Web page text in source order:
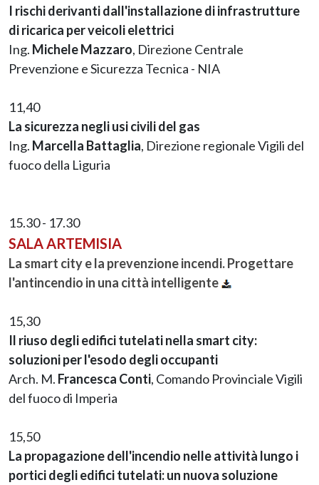
I rischi derivanti dall'installazione di infrastrutture
di ricarica per veicoli elettrici
Ing. Michele Mazzaro, Direzione Centrale
Prevenzione e Sicurezza Tecnica - NIA
11,40
La sicurezza negli usi civili del gas
Ing. Marcella Battaglia, Direzione regionale Vigili del
fuoco della Liguria
15.30 - 17.30
SALA ARTEMISIA
La smart city e la prevenzione incendi. Progettare
l'antincendio in una città intelligente
15,30
Il riuso degli edifici tutelati nella smart city:
soluzioni per l'esodo degli occupanti
Arch. M. Francesca Conti, Comando Provinciale Vigili
del fuoco di Imperia
15,50
La propagazione dell'incendio nelle attività lungo i
portici degli edifici tutelati: un nuova soluzione